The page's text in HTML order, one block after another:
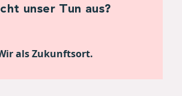
unser Tun aus?
als Zukunftsort.